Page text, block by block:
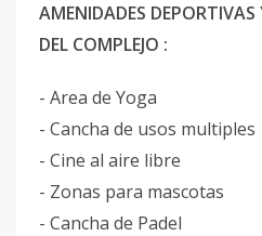
AMENIDADES
DEL COMPLEJO :
- Area de Yoga
- Cancha de usos multiples
- Cine al aire libre
- Zonas para mascotas
- Cancha de Padel